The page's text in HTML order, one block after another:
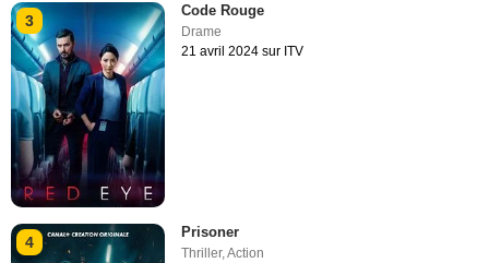
3
Code Rouge
Drame
21 avril 2024 sur ITV
4
Prisoner
Thriller,Action